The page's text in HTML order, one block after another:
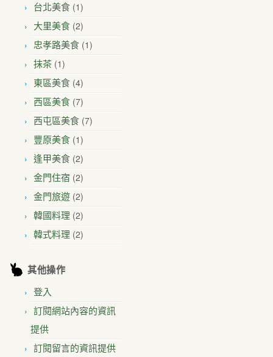
台北美食 (1)
大里美食 (2)
忠孝路美食 (1)
抹茶 (1)
東區美食 (4)
西區美食 (7)
西屯區美食 (7)
豐原美食 (1)
逢甲美食 (2)
金門住宿 (2)
金門旅遊 (2)
韓國料理 (2)
韓式料理 (2)
其他操作
登入
訂閱網站內容的資訊
提供
訂閱留言的資訊提供